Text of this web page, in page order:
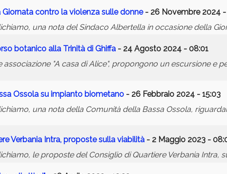
Giornata contro la violenza sulle donne- 26 Novembre 2024 -
una nota del Sindaco Albertella in occasione della
botanico alla Trinità di Ghiffa - 24 Agosto 2024 - 08:01
associazione "A casa di Alice", propongono un escursione e
Ossola su impianto biometano - 26 Febbraio 2024 - 15:03
una nota della Comunità della Bassa Ossola,
Verbania Intra, proposte sulla viabilità - 2 Maggio 2023 -
le proposte del Consiglio di Quartiere Verbania Intra,